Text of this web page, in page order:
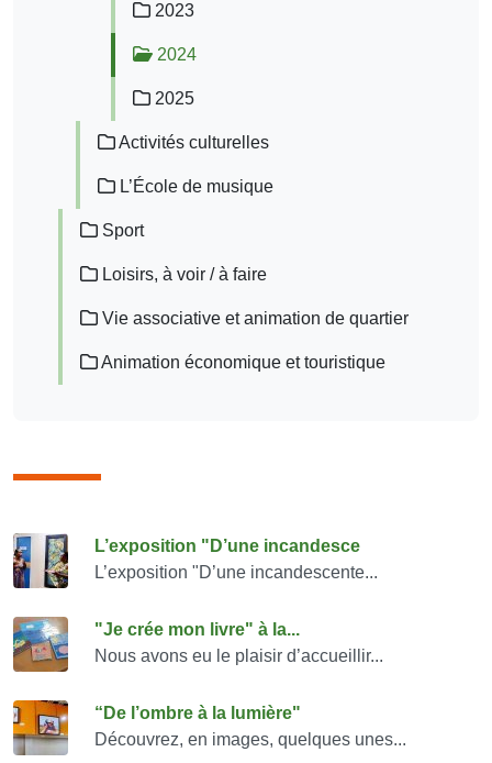
2023
2024
2025
Activités culturelles
L’École de musique
Sport
Loisirs, à voir / à faire
Vie associative et animation de quartier
Animation économique et touristique
Consulter également
L’exposition "D’une incandesce
L’exposition "D’une incandescente...
"Je crée mon livre" à la...
Nous avons eu le plaisir d’accueillir...
“De l’ombre à la lumière"
Découvrez, en images, quelques unes...